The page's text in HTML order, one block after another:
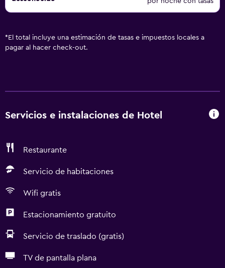
* El total incluye una estimación de tasas e impuestos locales a
pagar al hacer check-out.
Servicios e instalaciones de Hotel
Restaurante
Servicio de habitaciones
Wifi gratis
Estacionamiento gratuito
Servicio de traslado (gratis)
TV de pantalla plana